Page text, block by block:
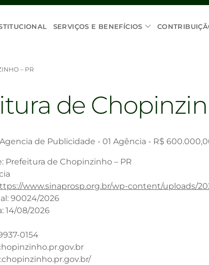
SERVIÇOS E BENEFÍCIOS
– PR
de
de Publicidade - 01 Agência - R$
Prefeitura de Chopinzinho – PR
www.sinaprosp.org.br/wp-content/uploads/
90024/2026
14/08/2026
0154